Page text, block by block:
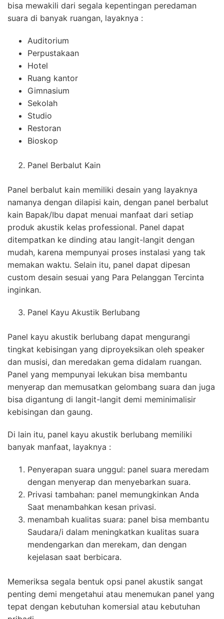
bisa mewakili dari segala kepentingan peredaman
suara di banyak ruangan, layaknya :
Auditorium
Perpustakaan
Hotel
Ruang kantor
Gimnasium
Sekolah
Studio
Restoran
Bioskop
Panel Berbalut Kain
Panel berbalut kain memiliki desain yang layaknya
namanya dengan dilapisi kain, dengan panel berbalut
kain Bapak/Ibu dapat menuai manfaat dari setiap
produk akustik kelas professional. Panel dapat
ditempatkan ke dinding atau langit-langit dengan
mudah, karena mempunyai proses instalasi yang tak
memakan waktu. Selain itu, panel dapat dipesan
custom desain sesuai yang Para Pelanggan Tercinta
inginkan.
Panel Kayu Akustik Berlubang
Panel kayu akustik berlubang dapat mengurangi
tingkat kebisingan yang diproyeksikan oleh speaker
dan musisi, dan meredakan gema didalam ruangan.
Panel yang mempunyai lekukan bisa membantu
menyerap dan memusatkan gelombang suara dan juga
bisa digantung di langit-langit demi meminimalisir
kebisingan dan gaung.
Di lain itu, panel kayu akustik berlubang memiliki
banyak manfaat, layaknya :
Penyerapan suara unggul: panel suara meredam
dengan menyerap dan menyebarkan suara.
Privasi tambahan: panel memungkinkan Anda
Saat menambahkan kesan privasi.
menambah kualitas suara: panel bisa membantu
Saudara/i dalam meningkatkan kualitas suara
mendengarkan dan merekam, dan dengan
kejelasan saat berbicara.
Memeriksa segala bentuk opsi panel akustik sangat
penting demi mengetahui atau menemukan panel yang
tepat dengan kebutuhan komersial atau kebutuhan